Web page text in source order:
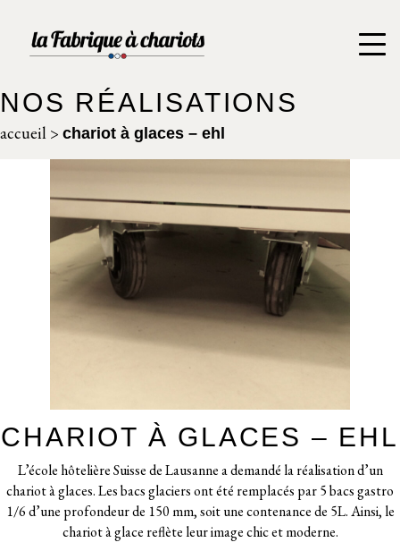
NOS RÉALISATIONS
accueil > chariot à glaces – ehl
CHARIOT À GLACES – EHL
L’école hôtelière Suisse de Lausanne a demandé la réalisation d’un
chariot à glaces. Les bacs glaciers ont été remplacés par 5 bacs gastro
1/6 d’une profondeur de 150 mm, soit une contenance de 5L. Ainsi, le
chariot à glace reflète leur image chic et moderne.